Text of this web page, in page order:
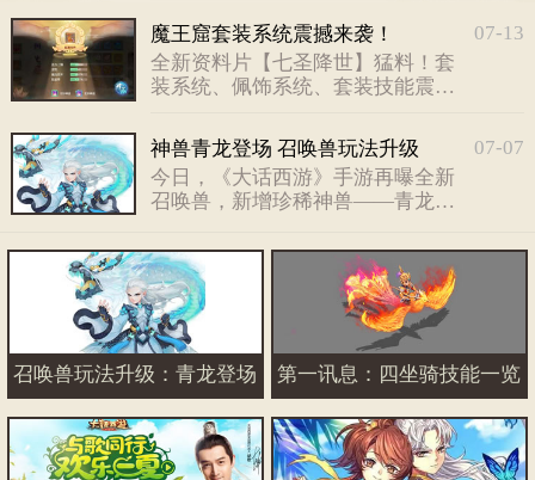
魔王窟套装系统震撼来袭！
全新资料片【七圣降世】猛料！套
装系统、佩饰系统、套装技能震撼
07-13
神兽青龙登场 召唤兽玩法升级
今日，《大话西游》手游再曝全新
召唤兽，新增珍稀神兽——青龙首
07-07
召唤兽玩法升级：青龙登场 第一讯息：四坐骑技能一览